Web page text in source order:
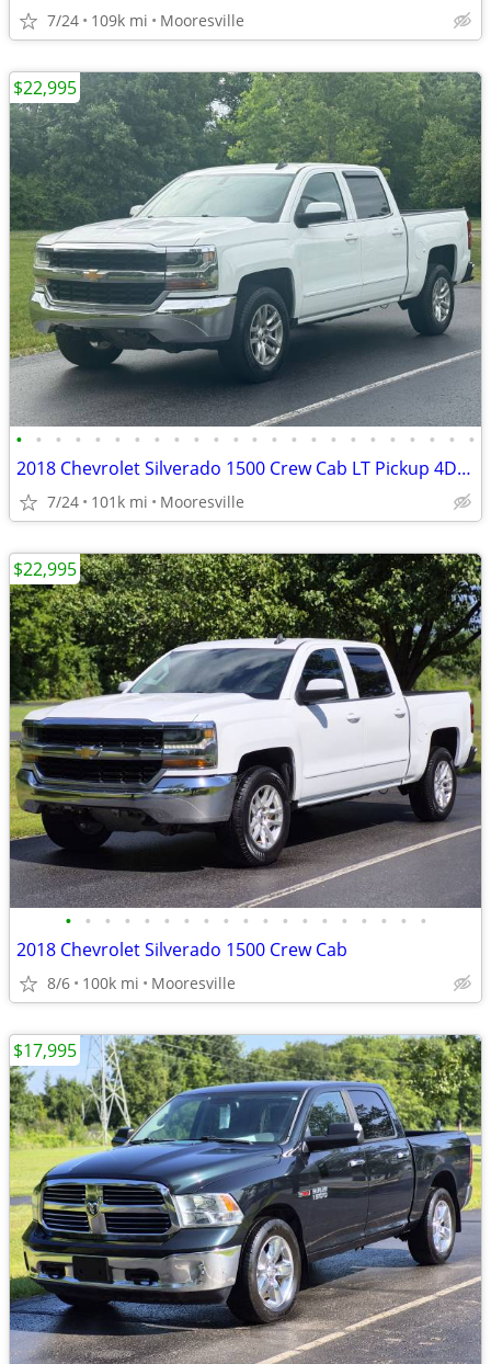
7/24 109k mi Mooresville
• • • • • • • • • • • • • • • • • • • • • • • •
2018 Chevrolet Silverado 1500 Crew Cab LT Pickup 4D 5 3/4 ft
7/24 101k mi Mooresville
$22,995
• • • • • • • • • • • • • • • • • • •
2018 Chevrolet Silverado 1500 Crew Cab
8/6 100k mi Mooresville
$22,995
$17,995